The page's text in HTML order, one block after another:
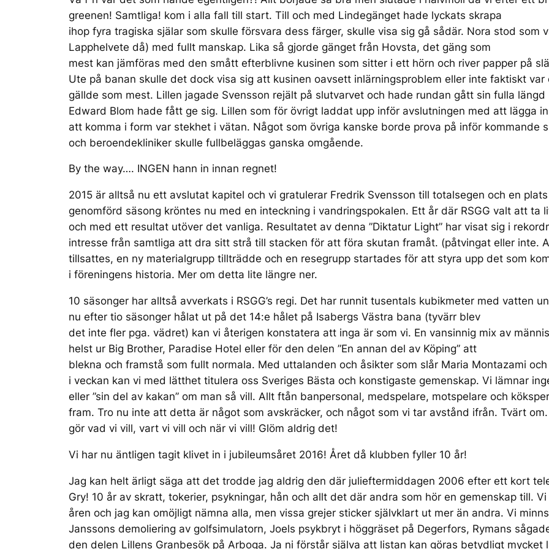
greenen! Samtliga! kom i alla fall till start. Till och med Lindegänget hade lyckats skrapa
ihop fyra tragiska själar som skulle försvara dess färger, skulle visa sig gå sådär. Nora stod som
Lapphelvete då) med fullt manskap. Lika så gjorde gänget från Hovsta, det gäng som
mest kan jämföras med den smått efterblivne kusinen som sitter i ett hörn och river papper på
Ute på banan skulle det dock visa sig att kusinen oavsett inlärningsproblem eller inte faktiskt
gällde som mest. Lillen jagade Svensson rejält på slutvarvet och hade rundan gått sin fulla
Edward Blom hade fått ge sig. Lillen som för övrigt laddat upp inför avslutningen med att lägga
att komma i form var stekhet i vätan. Något som övriga kanske borde prova på inför kommande
och beroendekliniker skulle fullbeläggas ganska omgående.
By the way…. INGEN hann in innan regnet!
2015 är alltså nu ett avslutat kapitel och vi gratulerar Fredrik Svensson till totalsegen och en
genomförd säsong kröntes nu med en inteckning i vandringspokalen. Ett år där RSGG valt att ta
och med ett resultat utöver det vanliga. Resultatet av denna ”Diktatur Light” har visat sig i
intresse från samtliga att dra sitt strå till stacken för att föra skutan framåt. (påtvingat eller inte.
tillsattes, en ny materialgrupp tillträdde och en resegrupp startades för att styra upp det som
i föreningens historia. Mer om detta lite längre ner.
10 säsonger har alltså avverkats i RSGG’s regi. Det har runnit tusentals kubikmeter med vatten
nu efter tio säsonger hålat ut på det 14:e hålet på Isabergs Västra bana (tyvärr blev
det inte fler pga. vädret) kan vi återigen konstatera att inga är som vi. En vansinnig mix av
helst ur Big Brother, Paradise Hotel eller för den delen ”En annan del av Köping” att
blekna och framstå som fullt normala. Med uttalanden och åsikter som slår Maria Montazami
i veckan kan vi med lätthet titulera oss Sveriges Bästa och konstigaste gemenskap. Vi lämnar
eller ”sin del av kakan” om man så vill. Allt ftån banpersonal, medspelare, motspelare och
fram. Tro nu inte att detta är något som avskräcker, och något som vi tar avstånd ifrån. Tvärt
gör vad vi vill, vart vi vill och när vi vill! Glöm aldrig det!
Vi har nu äntligen tagit klivet in i jubileumsåret 2016! Året då klubben fyller 10 år!
Jag kan helt ärligt säga att det trodde jag aldrig den där julieftermiddagen 2006 efter ett kort
Gry! 10 år av skratt, tokerier, psykningar, hån och allt det där andra som hör en gemenskap till.
åren och jag kan omöjligt nämna alla, men vissa grejer sticker självklart ut mer än andra. Vi
Janssons demoliering av golfsimulatorn, Joels psykbryt i höggräset på Degerfors, Rymans
den delen Lillens Granbesök på Arboga. Ja ni förstår själva att listan kan göras betydligt